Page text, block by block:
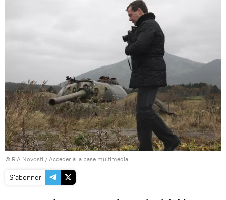
© RIA Novosti / Accéder à la base multimédia
S'abonner